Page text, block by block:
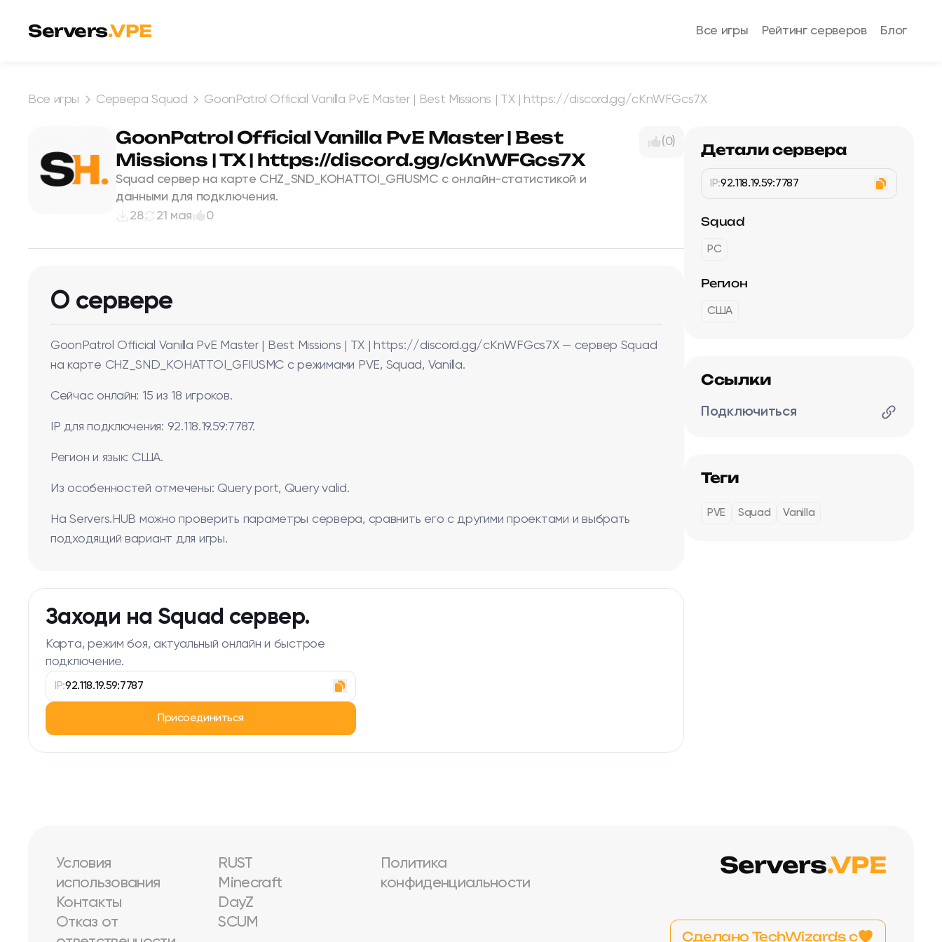
Servers.VPE Все игры Рейтинг серверов Блог
Все игры Сервера Squad GoonPatrol Official Vanilla PvE Master | Best Missions | TX | https://discord.gg/cKnWFGcs7X
GoonPatrol Official Vanilla PvE Master | Best
Missions | TX | https://discord.gg/cKnWFGcs7X
Squad сервер на карте CHZ_SND_KOHATTOI_GFIUSMC с онлайн-статистикой и
данными для подключения.
28
21 мая 0
(0)
О сервере
GoonPatrol Official Vanilla PvE Master | Best Missions | TX | https://discord.gg/cKnWFGcs7X — сервер Squad
на карте CHZ_SND_KOHATTOI_GFIUSMC с режимами PVE, Squad, Vanilla.
Сейчас онлайн: 15 из 18 игроков.
IP для подключения: 92.118.19.59:7787.
Регион и язык: США.
Из особенностей отмечены: Query port, Query valid.
На Servers.HUB можно проверить параметры сервера, сравнить его с другими проектами и выбрать
подходящий вариант для игры.
Заходи на Squad сервер.
Карта, режим боя, актуальный онлайн и быстрое
подключение.
IP:92.118.19.59:7787
Присоединиться
Детали сервера
IP:92.118.19.59:7787
Squad
PC
Регион
США
Ссылки
Подключиться
Теги
PVE Squad Vanilla
Условия
использования
Контакты
Отказ от
RUST
Minecraft
DayZ
SCUM
Политика
конфиденциальности
Servers.VPE
Сделано TechWizards с